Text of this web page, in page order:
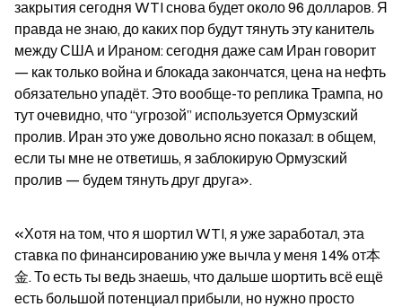
закрытия сегодня WTI снова будет около 96 долларов. Я
правда не знаю, до каких пор будут тянуть эту канитель
между США и Ираном: сегодня даже сам Иран говорит
— как только война и блокада закончатся, цена на нефть
обязательно упадёт. Это вообще-то реплика Трампа, но
тут очевидно, что “угрозой” используется Ормузский
пролив. Иран это уже довольно ясно показал: в общем,
если ты мне не ответишь, я заблокирую Ормузский
пролив — будем тянуть друг друга».
«Хотя на том, что я шортил WTI, я уже заработал, эта
ставка по финансированию уже вычла у меня 14% от本
金. То есть ты ведь знаешь, что дальше шортить всё ещё
есть большой потенциал прибыли, но нужно просто